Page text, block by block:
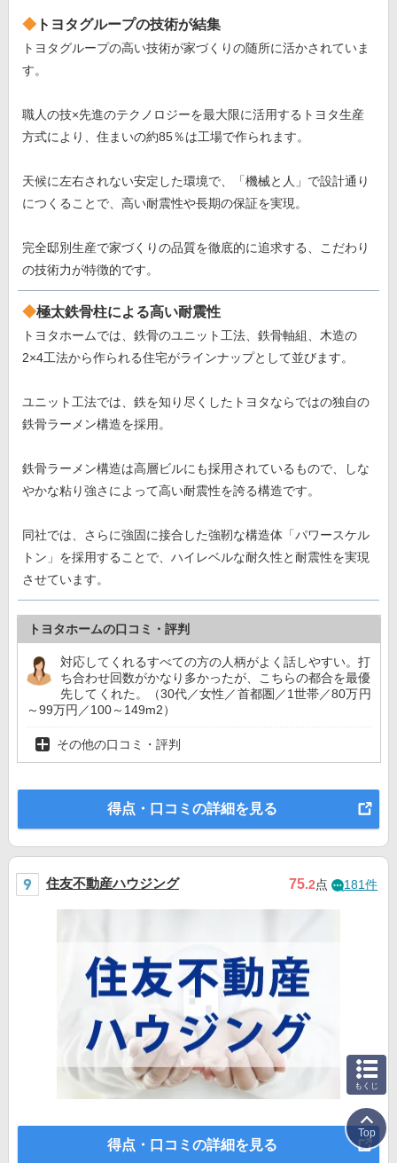
トヨタグループの技術が結集
トヨタグループの高い技術が家づくりの随所に活かされていま
す。
職人の技×先進のテクノロジーを最大限に活用するトヨタ生産
方式により、住まいの約85％は工場で作られます。
天候に左右されない安定した環境で、「機械と人」で設計通り
につくることで、高い耐震性や長期の保証を実現。
完全邸別生産で家づくりの品質を徹底的に追求する、こだわり
の技術力が特徴的です。
極太鉄骨柱による高い耐震性
トヨタホームでは、鉄骨のユニット工法、鉄骨軸組、木造の
2×4工法から作られる住宅がラインナップとして並びます。
ユニット工法では、鉄を知り尽くしたトヨタならではの独自の
鉄骨ラーメン構造を採用。
鉄骨ラーメン構造は高層ビルにも採用されているもので、しな
やかな粘り強さによって高い耐震性を誇る構造です。
同社では、さらに強固に接合した強靭な構造体「パワースケル
トン」を採用することで、ハイレベルな耐久性と耐震性を実現
させています。
トヨタホームの口コミ・評判
対応してくれるすべての方の人柄がよく話しやすい。打
ち合わせ回数がかなり多かったが、こちらの都合を最優
先してくれた。（30代／女性／首都圏／1世帯／80万円
～99万円／100～149m2）
その他の口コミ・評判
得点・口コミの詳細を見る
住友不動産ハウジング 75.2点 181件
得点・口コミの詳細を見る
もくじ
Top